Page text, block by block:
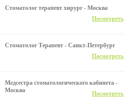
Стоматолог терапевт хирург - Москва
Посмотреть
Стоматолог Терапевт - Санкт-Петербург
Посмотреть
Медсестра стоматологического кабинета -
Москва
Посмотреть